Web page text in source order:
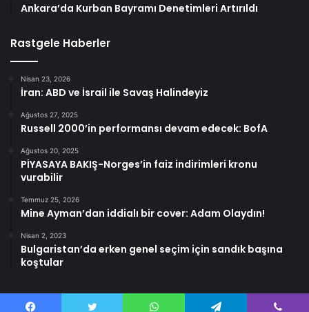
Ankara’da Kurban Bayramı Denetimleri Artırıldı
Rastgele Haberler
Nisan 23, 2026
İran: ABD ve İsrail ile Savaş Halindeyiz
Ağustos 27, 2025
Russell 2000’in performansı devam edecek: BofA
Ağustos 20, 2025
PİYASAYA BAKIŞ-Norges’in faiz indirimleri kronu
vurabilir
Temmuz 25, 2026
Mine Ayman’dan iddialı bir cover: Adam Olaydın!
Nisan 2, 2023
Bulgaristan’da erken genel seçim için sandık başına
koştular